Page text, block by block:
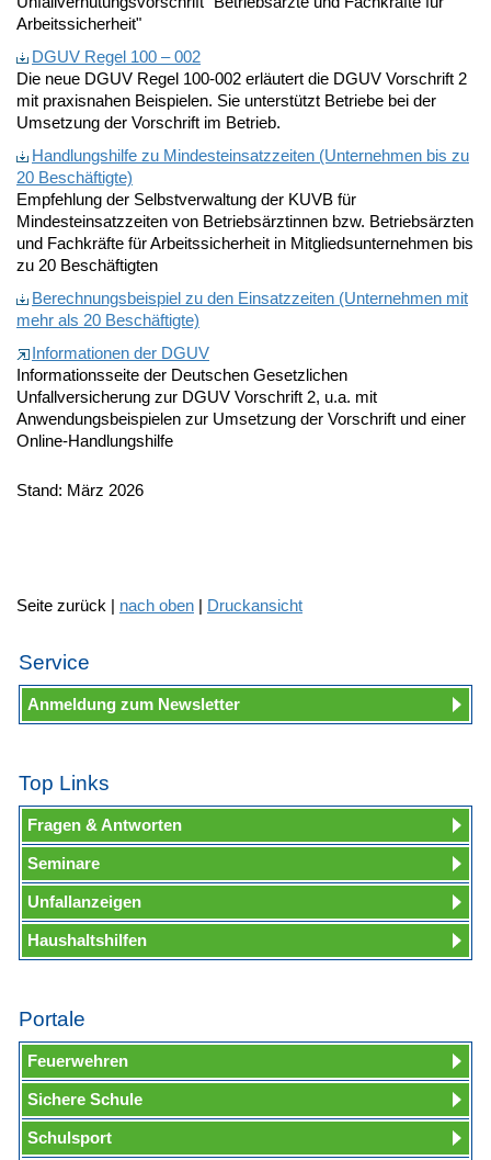
Arbeitssicherheit"
DGUV Regel 100 – 002
Die neue DGUV Regel 100-002 erläutert die DGUV Vorschrift 2
mit praxisnahen Beispielen. Sie unterstützt Betriebe bei der
Umsetzung der Vorschrift im Betrieb.
Handlungshilfe zu Mindesteinsatzzeiten (Unternehmen bis zu
20 Beschäftigte)
Empfehlung der Selbstverwaltung der KUVB für
Mindesteinsatzzeiten von Betriebsärztinnen bzw. Betriebsärzten
und Fachkräfte für Arbeitssicherheit in Mitgliedsunternehmen bis
zu 20 Beschäftigten
Berechnungsbeispiel zu den Einsatzzeiten (Unternehmen mit
mehr als 20 Beschäftigte)
Informationen der DGUV
Informationsseite der Deutschen Gesetzlichen
Unfallversicherung zur DGUV Vorschrift 2, u.a. mit
Anwendungsbeispielen zur Umsetzung der Vorschrift und einer
Online-Handlungshilfe
Stand: März 2026
Seite zurück | nach oben | Druckansicht
Service
Anmeldung zum Newsletter
Top Links
Fragen & Antworten
Seminare
Unfallanzeigen
Haushaltshilfen
Portale
Feuerwehren
Sichere Schule
Schulsport